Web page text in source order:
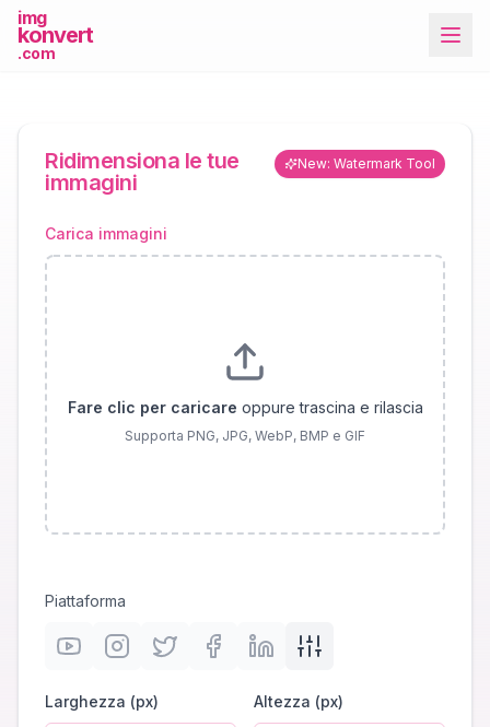
img
konvert
.com
Più strumenti
Ridimensiona le tue
immagini
New: Watermark Tool
Carica immagini
Fare clic per caricare oppure trascina e rilascia
Supporta PNG, JPG, WebP, BMP e GIF
Piattaforma
Larghezza (px) Altezza (px)